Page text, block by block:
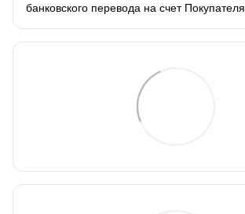
банковского перевода на счет Покупателя.